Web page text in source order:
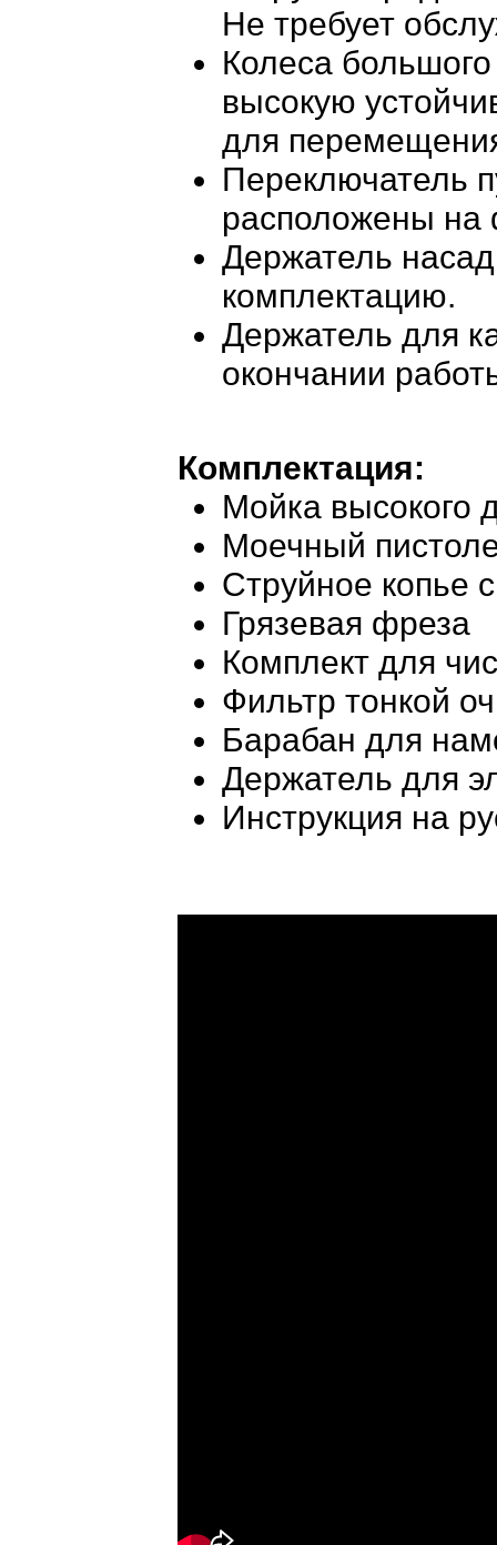
Не требует
Колеса
высокую
для
Переключатель
расположены на
Держатель
комплектацию.
Держатель для
окончании
Комплектация:
Мойка высокого
Моечный
Струйное копье
Грязевая фреза
Комплект для
Фильтр тонкой
Барабан для
Держатель для
Инструкция на